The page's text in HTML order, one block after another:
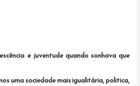
e juventude quando sonhava que
uma sociedade mais igualitária, politica,